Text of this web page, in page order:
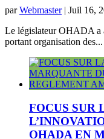
parWebmaster| Juil 16,
Le législateur OHADA a
portant organisation des...
FOCUS SUR
OHADA EN